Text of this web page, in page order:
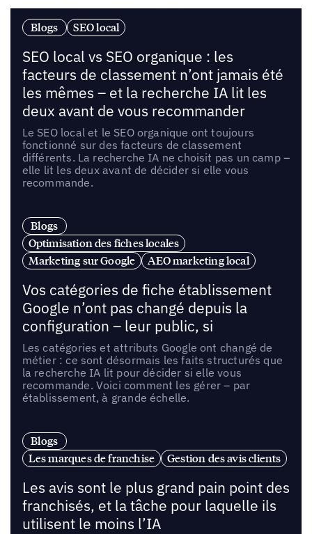
Blogs SEO local
SEO local vs SEO organique : les
facteurs de classement n’ont jamais été
les mêmes – et la recherche IA lit les
deux avant de vous recommander
Le SEO local et le SEO organique ont toujours
fonctionné sur des facteurs de classement
différents. La recherche IA ne choisit pas un camp –
elle lit les deux avant de décider si elle vous
recommande.
Blogs
Optimisation des fiches locales
Marketing sur Google
AEO marketing local
Vos catégories de fiche établissement
Google n’ont pas changé depuis la
configuration – leur public, si
Les catégories et attributs Google ont changé de
métier : ce sont désormais les faits structurés que
la recherche IA lit pour décider si elle vous
recommande. Voici comment les gérer – par
établissement, à grande échelle.
Blogs
Les marques de franchise
Gestion des avis clients
Les avis sont le plus grand pain point des
franchisés, et la tâche pour laquelle ils
utilisent le moins l’IA